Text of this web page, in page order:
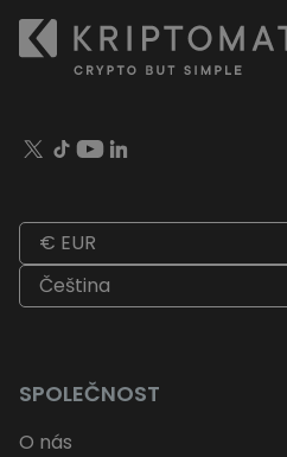
€ EUR
Čeština
SPOLEČNOST
O nás